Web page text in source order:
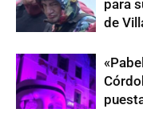
para
de